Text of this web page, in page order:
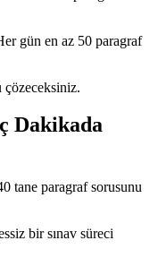
gün en az 50 paragraf
çözeceksiniz.
Dakikada
tane paragraf sorusunu
bir sınav süreci